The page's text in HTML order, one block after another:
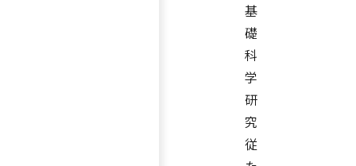
基
礎
科
学
研
究
従